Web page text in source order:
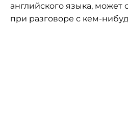
английского языка, может
при разговоре с кем-